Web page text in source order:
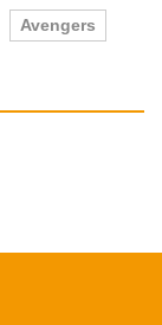
Avengers